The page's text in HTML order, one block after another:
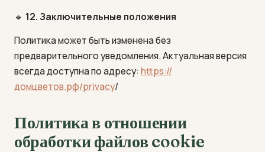
🔹 12. Заключительные положения
Политика может быть изменена без
предварительного уведомления. Актуальная версия
всегда доступна по адресу:https://
домцветов.рф/privacy/
Политика в отношении
обработки файлов cookie